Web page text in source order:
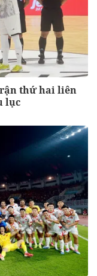
thứ hai liên
lục